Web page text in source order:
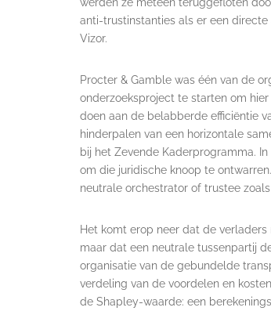
anti-trustinstanties als er een directe
Vizor.
Procter & Gamble was één van de
onderzoeksproject te starten om
doen aan de belabberde efficiëntie
hinderpalen van een horizontale
bij het Zevende Kaderprogramma.
om die juridische knoop te
neutrale orchestrator of trustee zoals
Het komt erop neer dat de
maar dat een neutrale tussenpartij
organisatie van de gebundelde
verdeling van de voordelen en
de Shapley-waarde: een